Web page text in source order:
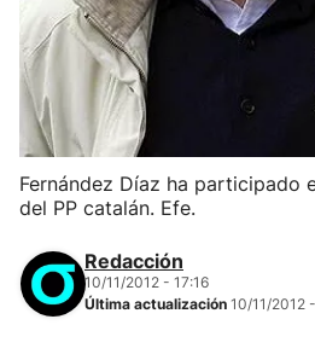
Fernández Díaz ha participado
del PP catalán. Efe.
Redacción
10/11/2012 - 17:16
Última actualización 10/11/2012